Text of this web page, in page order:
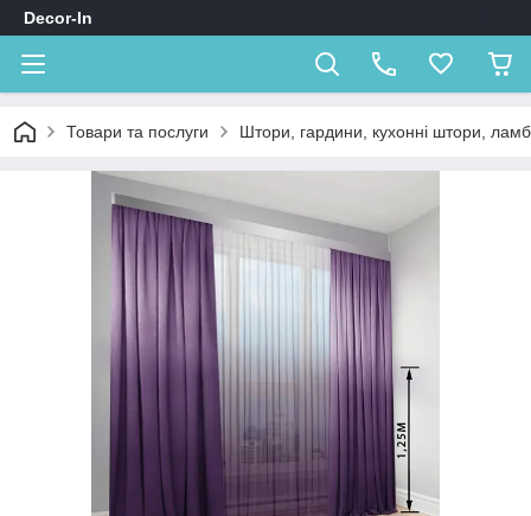
Decor-In
Товари та послуги Штори, гардини, кухонні штори,